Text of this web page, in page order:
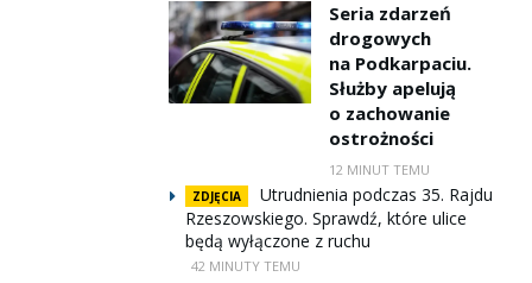
Seria zdarzeń
drogowych
na Podkarpaciu.
Służby apelują
o zachowanie
ostrożności
12 MINUT TEMU
ZDJĘCIA
Utrudnienia podczas 35. Rajdu
Rzeszowskiego. Sprawdź, które ulice
będą wyłączone z ruchu
42 MINUTY TEMU